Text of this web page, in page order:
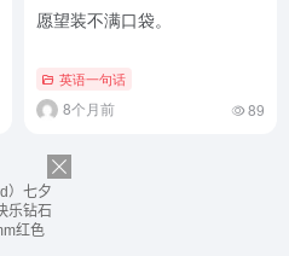
愿望装不满口袋。
英语一句话
8个月前 89